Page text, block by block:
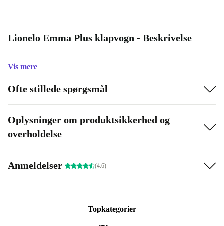
Lionelo Emma Plus klapvogn - Beskrivelse
Vis mere
Ofte stillede spørgsmål
Oplysninger om produktsikkerhed og
overholdelse
Anmeldelser (4.6)
Topkategorier